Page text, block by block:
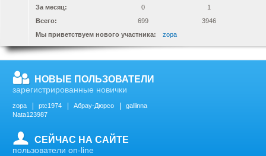
За месяц:
0
1
Всего:
699
3946
Мы приветствуем нового участника:
zopa
НОВЫЕ ПОЛЬЗОВАТЕЛИ
зарегистрированные новички
zopa ptc1974 Абрау-Дюрсо
gallinna
Nata123987
СЕЙЧАС НА САЙТЕ
пользователи on-line